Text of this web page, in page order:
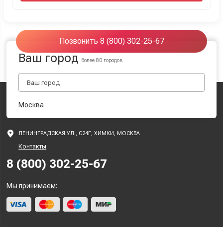
Позвонить 8 (800) 302-25-67
Ваш городболее 80 городов
Москва
ЛЕНИНГРАДСКАЯ УЛ., С24Г, ХИМКИ, МОСКВА
Контакты
8 (800) 302-25-67
Мы принимаем: